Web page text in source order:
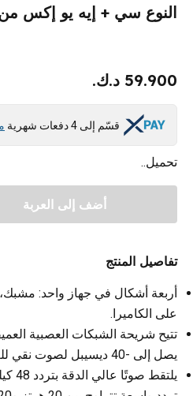
النوع سي + إيه يو إكس
59.900 د.ك.
قسّم إلى 4 دفعات شهرية
تحميل..
أضف إلى العربة
تفاصيل المنتج
أربعة أشكال في جهاز واحد: مشبك،
على الكاميرا.
يصل إلى -40 ديسيبل لصوت نقي للغاية.